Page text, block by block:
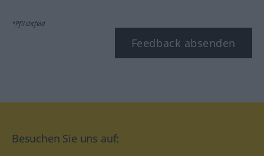
*Pflichtfeld
Feedback absenden
Besuchen Sie uns auf: